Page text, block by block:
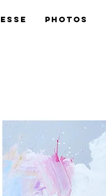
Photos